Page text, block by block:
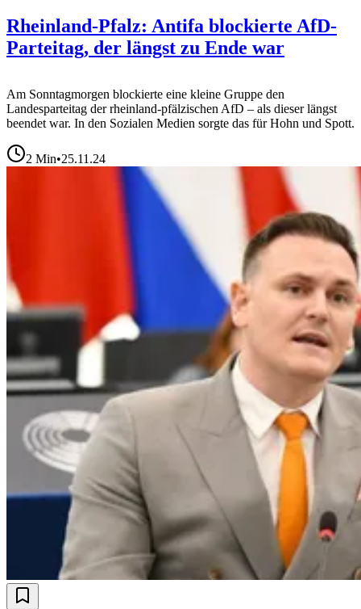
Rheinland-Pfalz: Antifa blockierte AfD-
Parteitag, der längst zu Ende war
Am Sonntagmorgen blockierte eine kleine Gruppe den
Landesparteitag der rheinland-pfälzischen AfD – als dieser längst
beendet war. In den Sozialen Medien sorgte das für Hohn und Spott.
2 Min•25.11.24